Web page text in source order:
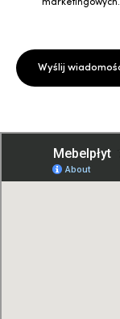
marketingowych.